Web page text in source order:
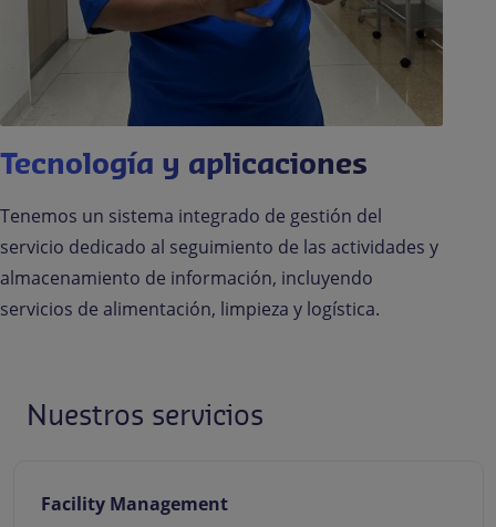
Tecnología y aplicaciones
Tenemos un sistema integrado de gestión del
servicio dedicado al seguimiento de las actividades y
almacenamiento de información, incluyendo
servicios de alimentación, limpieza y logística.
Nuestros servicios
Facility Management